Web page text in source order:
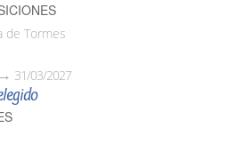
de Tormes
31/03/2027